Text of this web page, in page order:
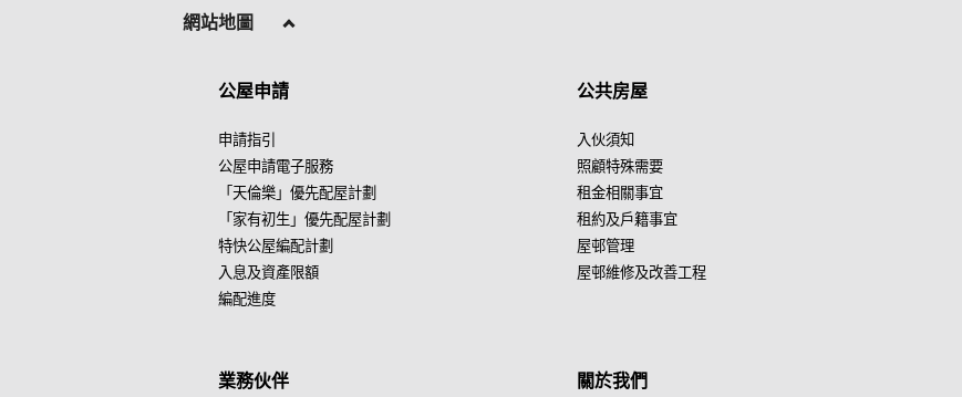
網站地圖
公屋申請
申請指引
公屋申請電子服務
「天倫樂」優先配屋計劃
「家有初生」優先配屋計劃
特快公屋編配計劃
入息及資產限額
編配進度
公共房屋
入伙須知
照顧特殊需要
租金相關事宜
租約及戶籍事宜
屋邨管理
屋邨維修及改善工程
業務伙伴 關於我們